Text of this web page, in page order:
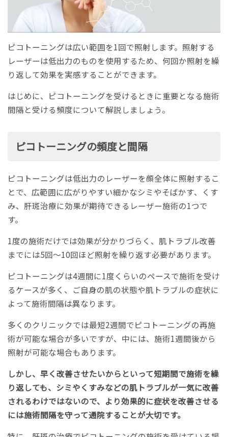
ピコトーニングは広い範囲を1回で照射します。照射する
レーザーは低出力のものを使用するため、何回か照射を繰
り返して効果を実感することができます。
はじめに、ピコトーニングを受けるときに重要となる施術
間隔と受ける頻度について解説しましょう。
ピコトーニングの頻度と間隔
ピコトーニングは低出力のレーザーを顔全体に照射するこ
とで、広範囲に広がりやすい細かなシミやそばかす、くす
み、肝斑治療に効果が期待できるレーザー施術の1つで
す。
1度の施術だけでは効果が分かりづらく、肌トラブル改善
までには5回〜10回ほど照射を繰り返す必要があります。
ピコトーニングは4週間に1度くらいのペースで施術を受け
るケースが多く、ご自身の肌の状態や肌トラブルの症状に
よって施術間隔は異なります。
多くのクリニックでは最短2週間でピコトーニングの再施
術が可能な場合が多いですが、中には、施術1週間後から
照射が可能な場合もあります。
しかし、早く改善させたいからといって短期間で施術を繰
り返しても、シミやくすみなどの肌トラブルが一気に改善
されるわけではないので、より効果的に症状を改善させる
には施術間隔を守って通院することが大切です。